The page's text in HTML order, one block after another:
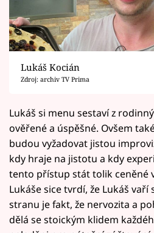
Lukáš Kocián
Zdroj: archiv TV Prima
Lukáš si menu sestaví z
ověřené a úspěšné. Ovšem
budou vyžadovat jistou
kdy hraje na jistotu a kdy
tento přístup stát tolik ceněné
Lukáše sice tvrdí, že Lukáš
stranu je fakt, že nervozita a
dělá se stoickým klidem